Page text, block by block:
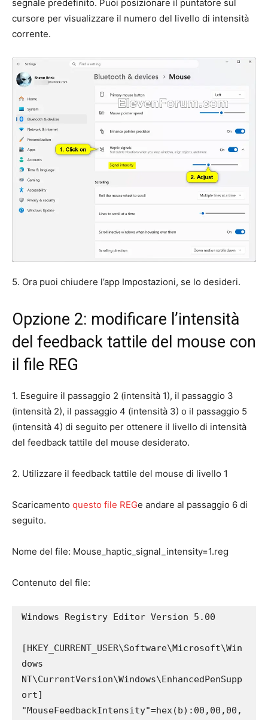
segnale predefinito. Puoi posizionare il puntatore sul
cursore per visualizzare il numero del livello di intensità
corrente.
5. Ora puoi chiudere l’app Impostazioni, se lo desideri.
Opzione 2: modificare l’intensità
del feedback tattile del mouse con
il file REG
1. Eseguire il passaggio 2 (intensità 1), il passaggio 3
(intensità 2), il passaggio 4 (intensità 3) o il passaggio 5
(intensità 4) di seguito per ottenere il livello di intensità
del feedback tattile del mouse desiderato.
2. Utilizzare il feedback tattile del mouse di livello 1
Scaricamento questo file REGe andare al passaggio 6 di
seguito.​
Nome del file: Mouse_haptic_signal_intensity=1.reg​
Contenuto del file:
Windows Registry Editor Version 5.00
[HKEY_CURRENT_USER\Software\Microsoft\Win
dows
NT\CurrentVersion\Windows\EnhancedPenSupp
ort]
"MouseFeedbackIntensity"=hex(b):00,00,00,